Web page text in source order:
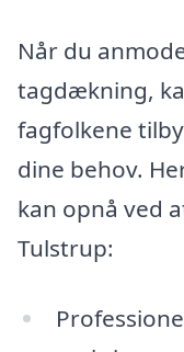
Når du
tagdækning,
fagfolkene
dine behov.
kan opnå ved
Tulstrup: